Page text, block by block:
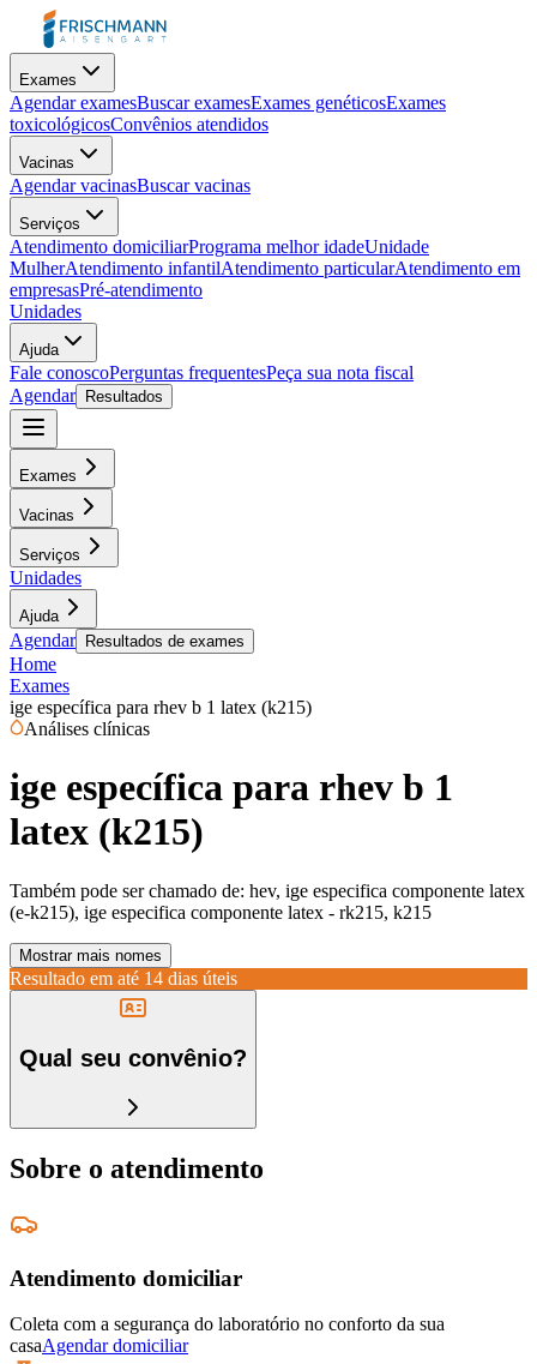
Exames
Agendar examesBuscar examesExames genéticosExames
toxicológicosConvênios atendidos
Vacinas
Agendar vacinasBuscar vacinas
Serviços
Atendimento domiciliarPrograma melhor idadeUnidade
MulherAtendimento infantilAtendimento particularAtendimento em
empresasPré-atendimento
Unidades
Ajuda
Fale conoscoPerguntas frequentesPeça sua nota fiscal
Agendar
Resultados
Exames
Vacinas
Serviços
Unidades
Ajuda
Agendar Resultados de exames
Home
Exames
ige específica para rhev b 1 latex (k215)
Análises clínicas
ige específica para rhev b 1
latex (k215)
Também pode ser chamado de: hev, ige especifica componente latex
(e-k215), ige especifica componente latex - rk215, k215
Mostrar mais nomes
Resultado em até 14 dias úteis
Qual seu convênio?
Sobre o atendimento
Atendimento domiciliar
Coleta com a segurança do laboratório no conforto da sua
casaAgendar domiciliar